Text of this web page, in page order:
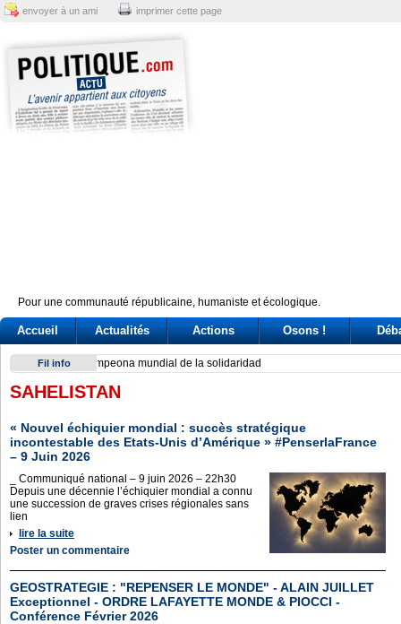
envoyer à un ami imprimer cette page
Pour une communauté républicaine, humaniste et écologique.
Accueil Actualités Actions Osons !
Fil info Exodus: West Bank hardships drive out Palestinian
SAHELISTAN
« Nouvel échiquier mondial : succès stratégique
incontestable des Etats-Unis d’Amérique » #PenserlaFrance
– 9 Juin 2026
_ Communiqué national – 9 juin 2026 – 22h30
Depuis une décennie l’échiquier mondial a connu
une succession de graves crises régionales sans
lien
lire la suite
Poster un commentaire
GEOSTRATEGIE : "REPENSER LE MONDE" - ALAIN JUILLET
Exceptionnel - ORDRE LAFAYETTE MONDE & PIOCCI -
Conférence Février 2026